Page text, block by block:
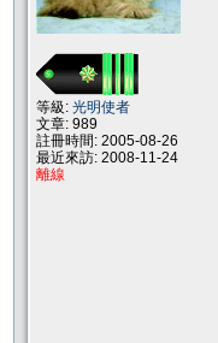
等級: 光明使者
文章: 989
註冊時間: 2005-08-26
最近來訪: 2008-11-24
離線